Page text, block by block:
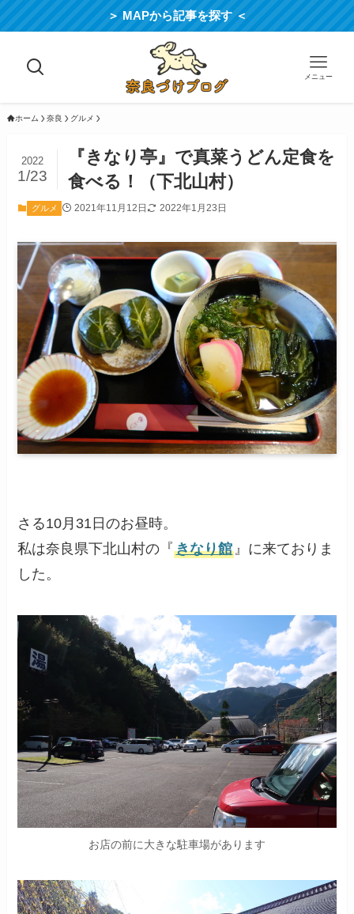
＞ MAPから記事を探す ＜
メニュー
ホーム 奈良 グルメ
『きなり亭』で真菜うどん定食を
食べる！（下北山村）
2022
1/23
グルメ 2021年11月12日 2022年1月23日
さる10月31日のお昼時。
私は奈良県下北山村の『きなり館』に来ておりま
した。
お店の前に大きな駐車場があります